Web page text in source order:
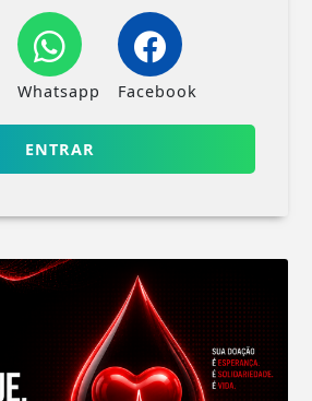
Whatsapp Facebook
ENTRAR